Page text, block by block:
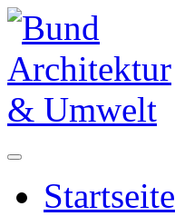
Startseite